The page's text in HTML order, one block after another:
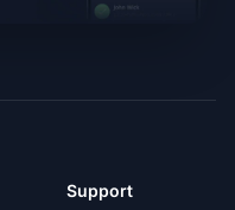
Support